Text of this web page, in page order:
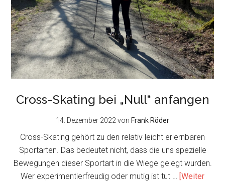
Cross-Skating bei „Null“ anfangen
14. Dezember 2022von Frank Röder
Cross-Skating gehört zu den relativ leicht erlernbaren
Sportarten. Das bedeutet nicht, dass die uns spezielle
Bewegungen dieser Sportart in die Wiege gelegt wurden.
Wer experimentierfreudig oder mutig ist tut … [Weiter